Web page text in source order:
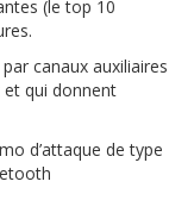
(le top 10
canaux auxiliaires
et qui donnent
d’attaque de type